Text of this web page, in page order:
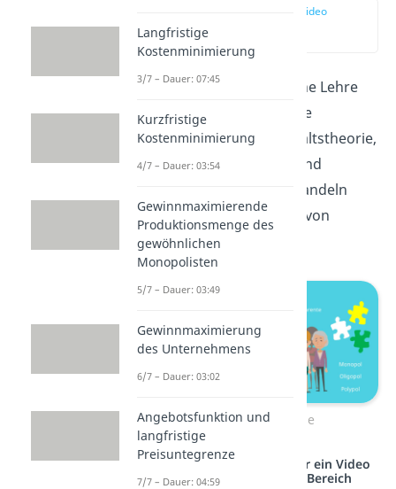
zur Stelle im Video
Die mikroökonomische Lehre
wird in drei Teilgebiete
untergliedert: Haushaltstheorie,
Produktionstheorie und
Preistheorie. Wir behandeln
zusätzlich die Effekte von
Marktversagen.
Mikroökonomie
Studyflix vernetzt: Hier ein Video
aus einem anderen Bereich
Langfristige
Kostenminimierung
3/7 – Dauer: 07:45
Kurzfristige
Kostenminimierung
4/7 – Dauer: 03:54
Gewinnmaximierende
Produktionsmenge des
gewöhnlichen
Monopolisten
5/7 – Dauer: 03:49
Gewinnmaximierung
des Unternehmens
6/7 – Dauer: 03:02
Angebotsfunktion und
langfristige
Preisuntegrenze
7/7 – Dauer: 04:59